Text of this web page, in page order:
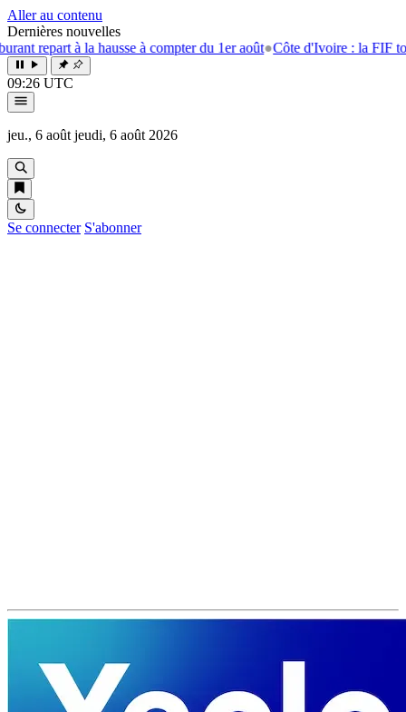
Aller au contenu
Dernières nouvelles
à la hausse à compter du 1er août●Côte d'Ivoire : la FIF tourne
09:26 UTC
jeu., 6 août jeudi, 6 août 2026
Se connecter S'abonner